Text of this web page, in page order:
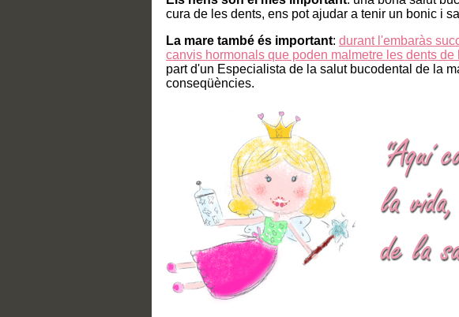
cura de les dents, ens pot ajudar a tenir un bonic i
La mare també és important: durant l'embaràs
canvis hormonals que poden malmetre les dents
part d'un Especialista de la salut bucodental de la
conseqüències.